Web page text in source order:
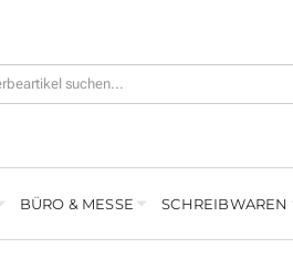
BÜRO & MESSE SCHREIBWAREN